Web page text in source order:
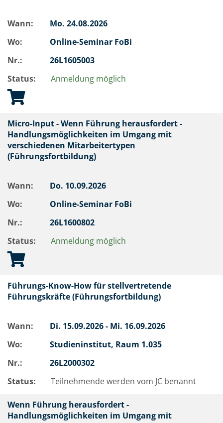
Wann: Mo. 24.08.2026
Wo:
Online-Seminar FoBi
Nr.:
26L1605003
Status:
Anmeldung möglich
Micro-Input - Wenn Führung herausfordert -
Handlungsmöglichkeiten im Umgang mit
verschiedenen Mitarbeitertypen
(Führungsfortbildung)
Wann: Do. 10.09.2026
Wo:
Online-Seminar FoBi
Nr.:
26L1600802
Status:
Anmeldung möglich
Führungs-Know-How für stellvertretende
Führungskräfte (Führungsfortbildung)
Wann: Di. 15.09.2026 - Mi. 16.09.2026
Wo:
Studieninstitut, Raum 1.035
Nr.:
26L2000302
Status:
Teilnehmende werden vom JC benannt
Wenn Führung herausfordert -
Handlungsmöglichkeiten im Umgang mit